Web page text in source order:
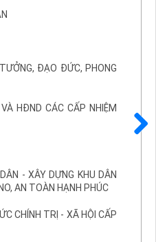
ĐẠO ĐỨC, PHONG
HĐND CÁC CẤP NHIỆM
- XÂY DỰNG KHU DÂN
AN TOÀN HẠNH PHÚC
CHÍNH TRỊ - XÃ HỘI CẤP